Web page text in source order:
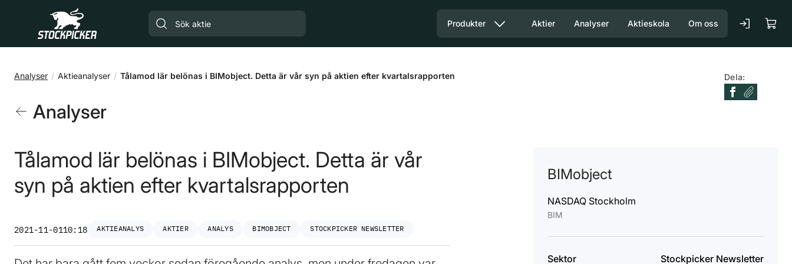
Gå till huvudinnehåll
Produkter Aktier Analyser Aktieskola Om oss
Analyser Aktieanalyser Tålamod lär belönas i BIMobject. Detta är vår syn på aktien efter kvartalsrapporten Dela:
Analyser
Tålamod lär belönas i BIMobject. Detta är vår
syn på aktien efter kvartalsrapporten
2021-11-0110:18 AKTIEANALYS AKTIER ANALYS BIMOBJECT STOCKPICKER NEWSLETTER
BIMobject
NASDAQ Stockholm
BIM
Sektor Stockpicker Newsletter